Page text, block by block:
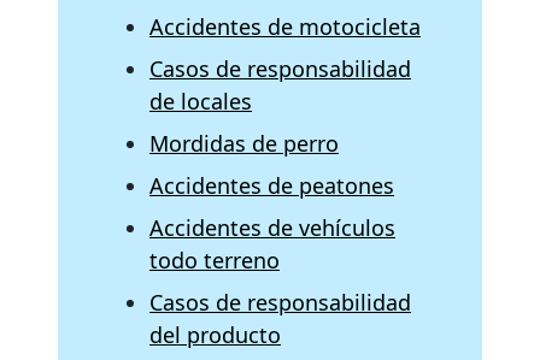
Accidentes de motocicleta
Casos de responsabilidad
de locales
Mordidas de perro
Accidentes de peatones
Accidentes de vehículos
todo terreno
Casos de responsabilidad
del producto